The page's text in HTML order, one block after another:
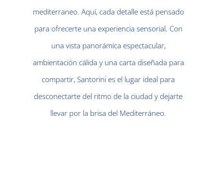
mediterraneo. Aquí, cada detalle está pensado
para ofrecerte una experiencia sensorial. Con
una vista panorámica espectacular,
ambientación cálida y una carta diseñada para
compartir, Santorini es el lugar ideal para
desconectarte del ritmo de la ciudad y dejarte
llevar por la brisa del Mediterráneo.